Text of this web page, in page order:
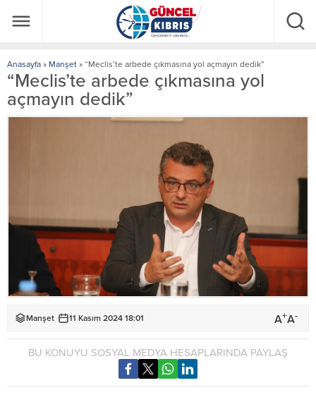
Anasayfa » Manşet » “Meclis’te arbede çıkmasına yol açmayın dedik”
“Meclis’te arbede çıkmasına yol
açmayın dedik”
Manşet 11 Kasım 2024 18:01 A+A-
BU KONUYU SOSYAL MEDYA HESAPLARINDA PAYLAŞ